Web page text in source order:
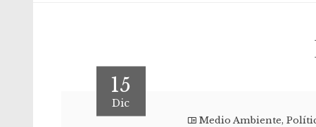
15
Dic
Medio Ambiente,